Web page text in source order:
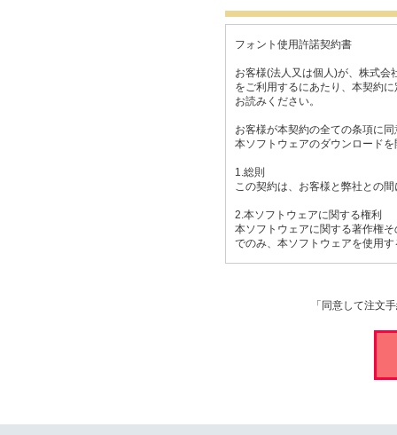
フォント使用許諾契約書
お客様(法人又は個人)が、株式会
をご利用するにあたり、本契約
お読みください。
お客様が本契約の全ての条項に
本ソフトウェアのダウンロード
1.総則
この契約は、お客様と弊社との
2.本ソフトウェアに関する権利
本ソフトウェアに関する著作権
でのみ、本ソフトウェアを使用
4.商用利用について
お客様は、対価を得て制作する
(5)ペン字練習帳や、印鑑、ネー
「同意して注文